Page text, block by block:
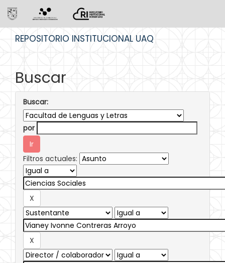
REPOSITORIO INSTITUCIONAL UAQ
Buscar
Buscar:
por
Filtros actuales: